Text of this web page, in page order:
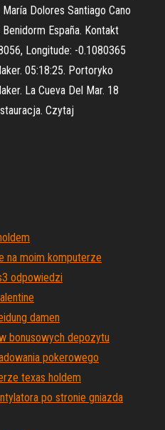
Dolores Santiago Cano
España. Kontakt
Longitude: -0.1080365
05:18:25. Portoryko
La Cueva Del Mar. 18
Czytaj
na moim komputerze
odpowiedzi
damen
bonusowych depozytu
pokerowego
texas holdem
po stronie gniazda